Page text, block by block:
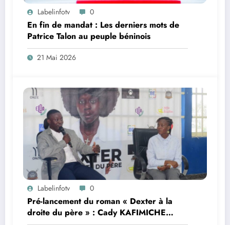
Labelinfotv 0
En fin de mandat : Les derniers mots de
Patrice Talon au peuple béninois
21 Mai 2026
Labelinfotv 0
Pré-lancement du roman « Dexter à la
droite du père » : Cady KAFIMICHE